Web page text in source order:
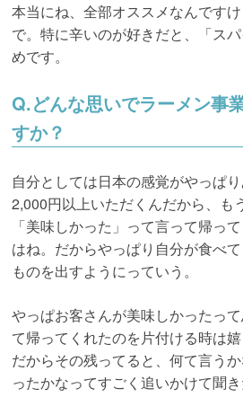
本当にね、全部オススメなんです
で。特に辛いのが好きだと、「ス
めです。
Q.どんな思いでラーメン事
すか？
自分としては日本の感覚がやっぱ
2,000円以上いただくんだから、も
「美味しかった」って言って帰っ
はね。だからやっぱり自分が食べ
ものを出すようにっていう。
やっぱお客さんが美味しかったっ
て帰ってくれたのを片付ける時は嬉
だからその残ってると、何て言う
ったかなってすごく追いかけて聞